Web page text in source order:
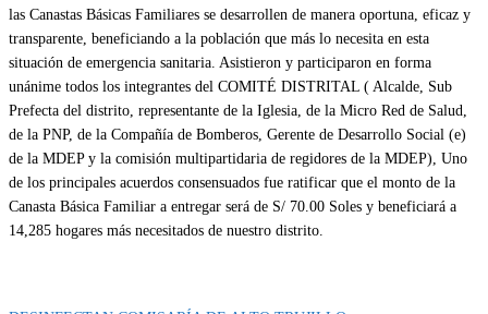
las Canastas Básicas Familiares se desarrollen de manera oportuna, eficaz y
transparente, beneficiando a la población que más lo necesita en esta
situación de emergencia sanitaria. Asistieron y participaron en forma
unánime todos los integrantes del COMITÉ DISTRITAL ( Alcalde, Sub
Prefecta del distrito, representante de la Iglesia, de la Micro Red de Salud,
de la PNP, de la Compañía de Bomberos, Gerente de Desarrollo Social (e)
de la MDEP y la comisión multipartidaria de regidores de la MDEP), Uno
de los principales acuerdos consensuados fue ratificar que el monto de la
Canasta Básica Familiar a entregar será de S/ 70.00 Soles y beneficiará a
14,285 hogares más necesitados de nuestro distrito.